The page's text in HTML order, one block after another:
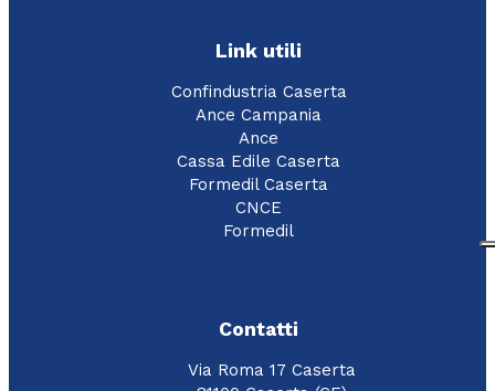
Link utili
Confindustria Caserta
Ance Campania
Ance
Cassa Edile Caserta
Formedil Caserta
CNCE
Formedil
Contatti
Via Roma 17 Caserta